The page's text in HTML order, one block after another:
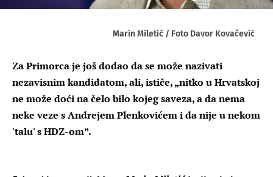
Marin Miletić / Foto Davor Kovačević
Za Primorca je još dodao da se može nazivati
nezavisnim kandidatom, ali, ističe, „nitko u Hrvatskoj
ne može doći na čelo bilo kojeg saveza, a da nema
neke veze s Andrejem Plenkovićem i da nije u nekom
'talu' s HDZ-om”.